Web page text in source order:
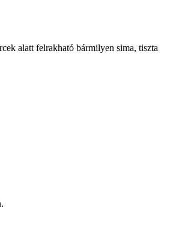
alatt felrakható bármilyen sima, tiszta